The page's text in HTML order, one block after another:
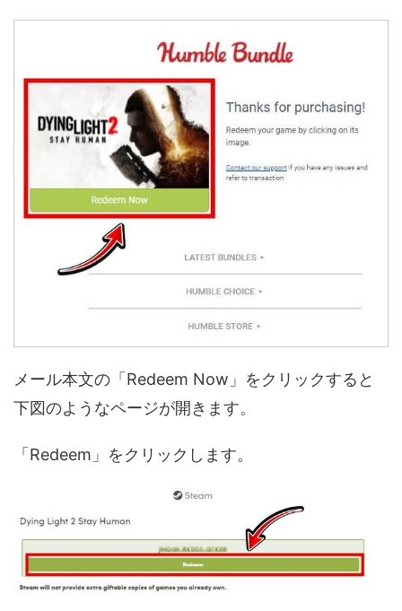
メール本文の「Redeem Now」をクリックすると
下図のようなページが開きます。
「Redeem」をクリックします。